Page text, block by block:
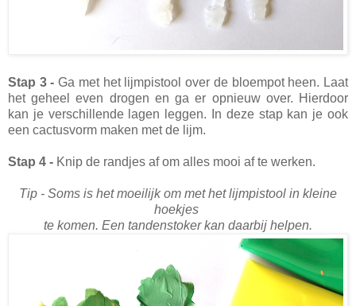
Stap 3 - Ga met het lijmpistool over de bloempot heen. Laat
het geheel even drogen en ga er opnieuw over. Hierdoor
kan je verschillende lagen leggen. In deze stap kan je ook
een cactusvorm maken met de lijm.
Stap 4 - Knip de randjes af om alles mooi af te werken.
Tip - Soms is het moeilijk om met het lijmpistool in kleine
hoekjes
te komen. Een tandenstoker kan daarbij helpen.